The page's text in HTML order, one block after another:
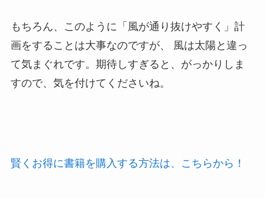
もちろん、このように「風が通り抜けやすく」計
画をすることは大事なのですが、 風は太陽と違っ
て気まぐれです。期待しすぎると、がっかりしま
すので、気を付けてくださいね。
賢くお得に書籍を購入する方法は、こちらから！